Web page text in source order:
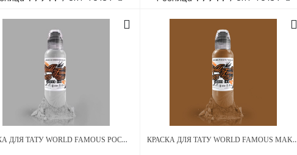
КРАСКА ДЛЯ ТАТУ WORLD FAMOUS POCH'S MONOCHROMATIC H КРАСКА ДЛЯ ТАТУ WORLD FAMOUS MAKS KORNEV'S BURNT SIENNA